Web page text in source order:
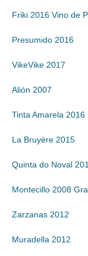
Friki 2016 Vino de
Presumido 2016
VikeVike 2017
Alión 2007
Tinta Amarela 2016
La Bruyère 2015
Quinta do Noval
Montecillo 2008
Zarzanas 2012
Muradella 2012